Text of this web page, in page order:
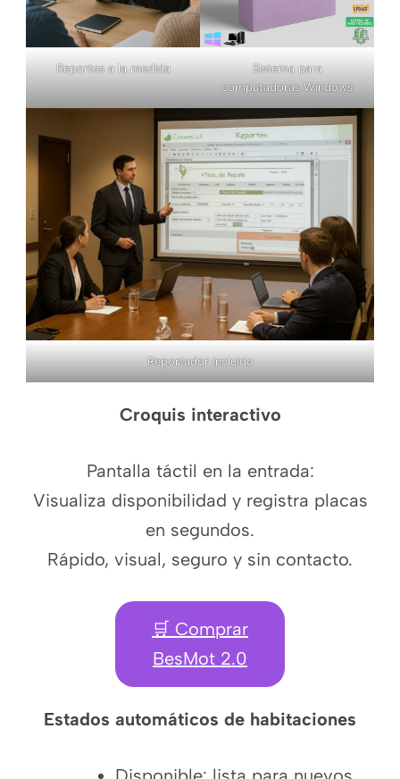
Reportes a la medida
Sistema para
computadoras Windows
Reportador incluido
Croquis interactivo
Pantalla táctil en la entrada:
Visualiza disponibilidad y registra placas
en segundos.
Rápido, visual, seguro y sin contacto.
🛒 Comprar
BesMot 2.0
Estados automáticos de habitaciones